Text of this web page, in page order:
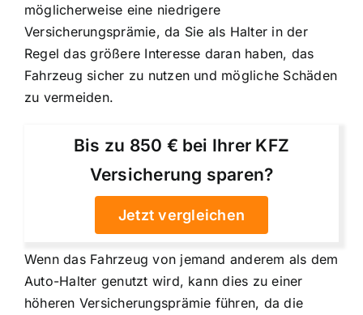
möglicherweise eine niedrigere
Versicherungsprämie, da Sie als Halter in der
Regel das größere Interesse daran haben, das
Fahrzeug sicher zu nutzen und mögliche Schäden
zu vermeiden.
Bis zu 850 € bei Ihrer KFZ
Versicherung sparen?
Jetzt vergleichen
Wenn das Fahrzeug von jemand anderem als dem
Auto-Halter genutzt wird, kann dies zu einer
höheren Versicherungsprämie führen, da die